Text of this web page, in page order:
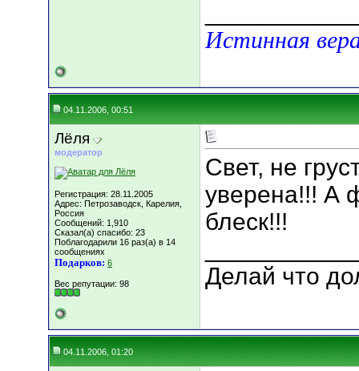
Истинная
04.11.2006, 00:51
Лёля
модератор
Регистрация: 28.11.2005
Адрес: Петрозаводск, Карелия,
Россия
Сообщений: 1,910
Сказал(а) спасибо: 23
Поблагодарили 16 раз(а) в 14
сообщениях
Подарков: 6
Вес репутации: 98
Свет, не
уверена!!! А
блеск!!!
Делай что
04.11.2006, 01:20